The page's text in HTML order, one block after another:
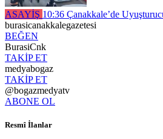
ASAYİŞ 10:36 Çanakkale’de
burasicanakkalegazetesi
BEĞEN
BurasiCnk
TAKİP ET
medyabogaz
TAKİP ET
@bogazmedyatv
ABONE OL
Resmî İlanlar